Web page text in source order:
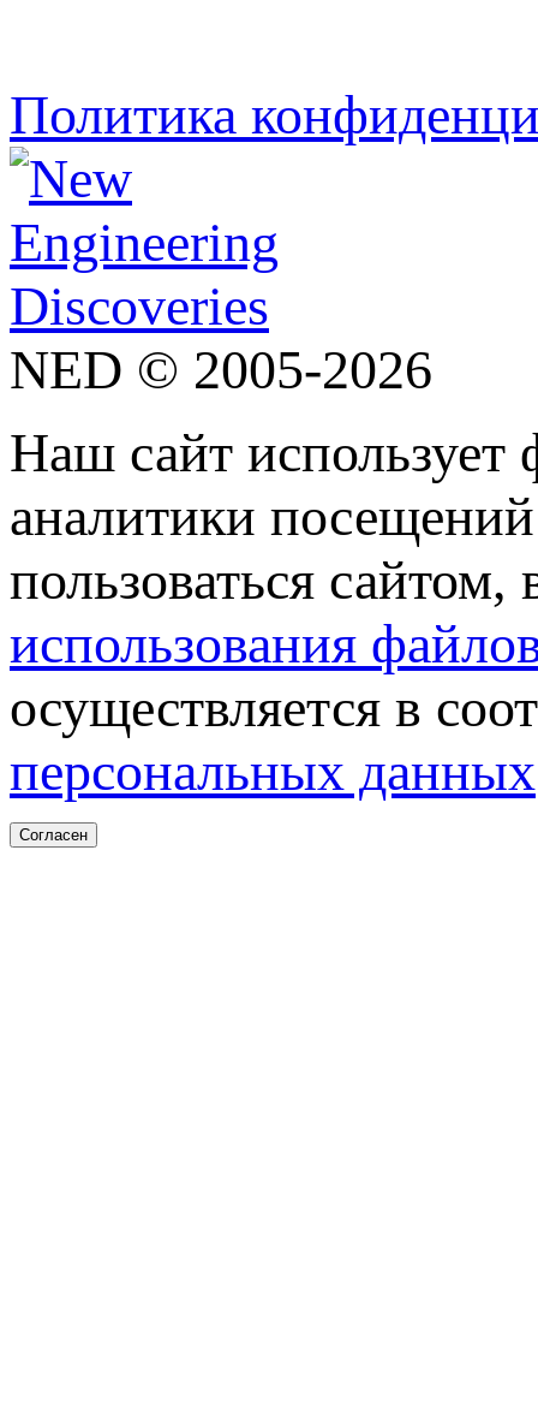
Политика
NED © 2005-2026
Наш сайт
аналитики
пользоваться
использования
осуществляется в
персональных данных
Согласен